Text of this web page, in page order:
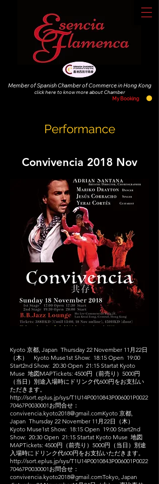
Member of Spanish Chamber of Commerce in Hong Kong
clickhere to know more about Chamber
My Booking
Performance
Convivencia 2018 Nov
Kyoto 京都, Japan Thursday 22 November 11月22日
（木） Kyoto Muse1st Show: 18:15 Open 19:00
Start2nd Show: 20:30 Open 21:15 Startat Kyoto
Muse 地図MAPTickets: 4500円（前売り）5000円
（当日）​別途入場時にドリンク代600円をお支払い
ただきます。
http://sort.eplus.jp/sys/T1U14P0010843P006001P0022
70467P0030001 ​お問合せ：
convivencia.kyoto2018@gmail.comKyoto 京都,
Japan Thursday 22 November 11月22日（木）
Kyoto Muse1st Show: 18:15 Open 19:00 Start2nd
Show: 20:30 Open 21:15 Startat Kyoto Muse 地図
MAPTickets: 4500円（前売り）5000円（当日）​別途
入場時にドリンク代600円をお支払いただきます。
http://sort.eplus.jp/sys/T1U14P0010843P006001P0022
70467P0030001 ​お問合せ：
convivencia.kyoto2018@gmail.comTokyo, Japan